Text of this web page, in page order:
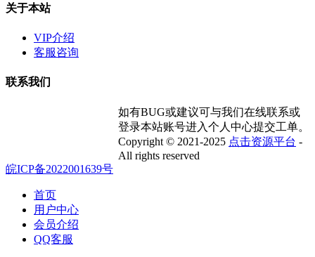
关于本站
VIP介绍
客服咨询
联系我们
如有BUG或建议可与我们在线联系或
登录本站账号进入个人中心提交工单。
Copyright © 2021-2025 点击资源平台 -
All rights reserved
皖ICP备2022001639号
首页
用户中心
会员介绍
QQ客服